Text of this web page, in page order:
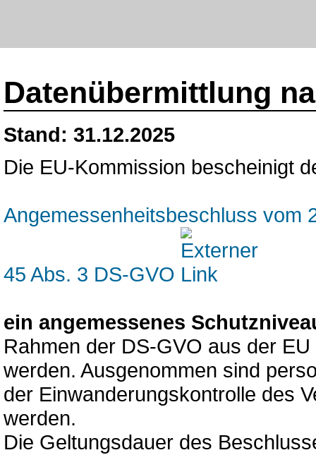
Datenübermittlung
Stand: 31.12.2025
Die EU-Kommission bescheinigt
Angemessenheitsbeschluss vom
45 Abs. 3 DS-GVO
ein angemessenes
Rahmen der DS-GVO aus der
werden. Ausgenommen sind
der Einwanderungskontrolle des
werden.
Die Geltungsdauer des